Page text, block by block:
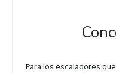
Para los escaladores